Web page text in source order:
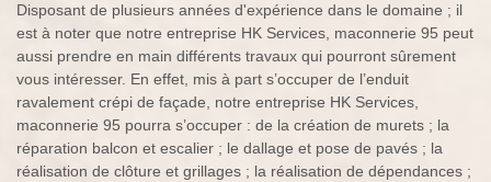
Disposant de plusieurs années d'expérience dans le domaine ; il
est à noter que notre entreprise HK Services, maconnerie 95 peut
aussi prendre en main différents travaux qui pourront sûrement
vous intéresser. En effet, mis à part s’occuper de l’enduit
ravalement crépi de façade, notre entreprise HK Services,
maconnerie 95 pourra s’occuper : de la création de murets ; la
réparation balcon et escalier ; le dallage et pose de pavés ; la
réalisation de clôture et grillages ; la réalisation de dépendances ;